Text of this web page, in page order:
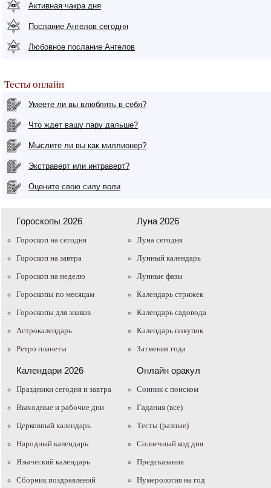
Активная чакра дня
Послание Ангелов сегодня
Любовное послание Ангелов
Тесты онлайн
Умеете ли вы влюблять в себя?
Что ждет вашу пару дальше?
Мыслите ли вы как миллионер?
Экстраверт или интраверт?
Оцените свою силу воли
Гороскопы 2026
Гороскоп на сегодня
Гороскоп на завтра
Гороскоп на неделю
Гороскопы по месяцам
Гороскопы для знаков
Астрокалендарь
Ретро планеты
Луна 2026
Луна сегодня
Лунный календарь
Лунные фазы
Календарь стрижек
Календарь садовода
Календарь покупок
Затмения года
Календари 2026
Праздники сегодня и завтра
Выходные и рабочие дни
Церковный календарь
Народный календарь
Языческий календарь
Сборник поздравлений
Онлайн оракул
Cонник с поиском
Гадания (все)
Тесты (разные)
Солнечный код дня
Предсказания
Нумерология на год